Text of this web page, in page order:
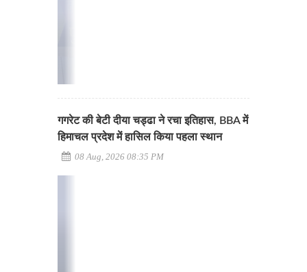
गगरेट की बेटी दीया चड्ढा ने रचा इतिहास, BBA में
हिमाचल प्रदेश में हासिल किया पहला स्थान
08 Aug, 2026 08:35 PM